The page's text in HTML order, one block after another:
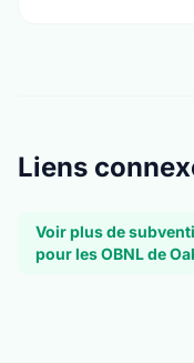
Liens
Voir plus de
pour les OBNL de